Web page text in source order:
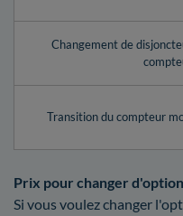
Changement de
Transition du compteur
Prix pour changer
Si vous voulez changer